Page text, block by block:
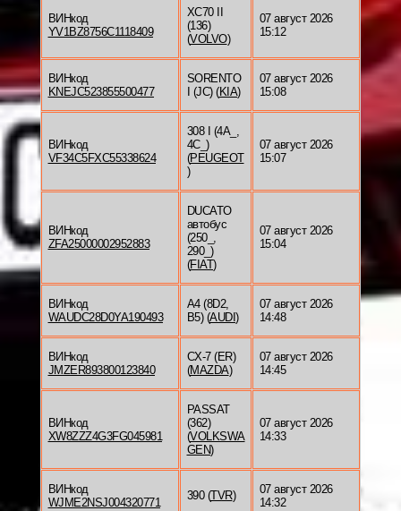
ВИНкод
YV1BZ8756C1118409
XC70 II
(136)
(VOLVO)
07 август 2026
15:12
ВИНкод
KNEJC523855500477
SORENTO
I (JC) (KIA)
07 август 2026
15:08
ВИНкод
VF34C5FXC55338624
308 I (4A_,
4C_)
(PEUGEOT
)
07 август 2026
15:07
ВИНкод
ZFA25000002952883
DUCATO
автобус
(250_,
290_)
(FIAT)
07 август 2026
15:04
ВИНкод
WAUDC28D0YA190493
A4 (8D2,
B5) (AUDI )
07 август 2026
14:48
ВИНкод
JMZER893800123840
CX-7 (ER)
(MAZDA)
07 август 2026
14:45
ВИНкод
XW8ZZZ4G3FG045981
PASSAT
(362)
(VOLKSWA
GEN)
07 август 2026
14:33
ВИНкод
WJME2NSJ004320771
390 (TVR)
07 август 2026
14:32